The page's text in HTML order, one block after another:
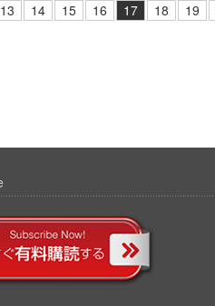
13 14 15 16 17 18 19